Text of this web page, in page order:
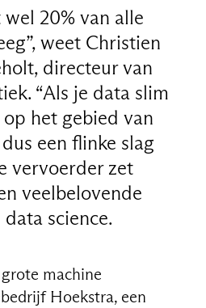
20% van alle
weet Christien
directeur van
“Als je data slim
het gebied van
een flinke slag
vervoerder zet
veelbelovende
science.
machine
Hoekstra, een